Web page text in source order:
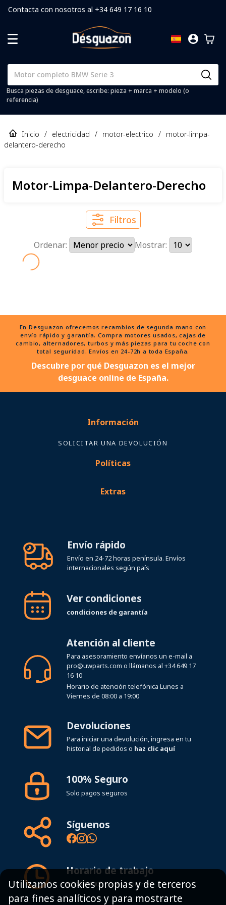
Contacta con nosotros al +34 649 17 16 10
Busca piezas de desguace, escribe: pieza + marca + modelo (o
referencia)
Inicio / electricidad / motor-electrico / motor-limpa-
delantero-derecho
Motor-Limpa-Delantero-Derecho
Filtros
Ordenar: Mostrar:
En Desguazon ofrecemos recambios de segunda mano con
envío rápido y garantía. Compra motores usados, cajas de
cambio, alternadores, turbos y más piezas para tu coche con
total seguridad. Envíos en 24-72h a toda España.
Descubre por qué Desguazon es el mejor
desguace online de España.
Información
SOLICITAR UNA DEVOLUCIÓN
Políticas
Extras
Envío rápido
Envío en 24-72 horas península. Envíos
internacionales según país
Ver condiciones
condiciones de garantía
Atención al cliente
Para asesoramiento envíanos un e-mail a
pro@uwparts.com o llámanos al +34 649 17
16 10
Horario de atención telefónica Lunes a
Viernes de 08:00 a 19:00
Devoluciones
Para iniciar una devolución, ingresa en tu
historial de pedidos o haz clic aquí
100% Seguro
Solo pagos seguros
Síguenos
Horario de trabajo
8:00 - 19:00h Lunes - Viernes
Utilizamos cookies propias y de terceros
para fines analíticos y para mostrarte